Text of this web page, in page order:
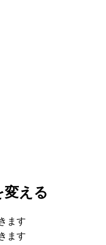
変える
ます
ます